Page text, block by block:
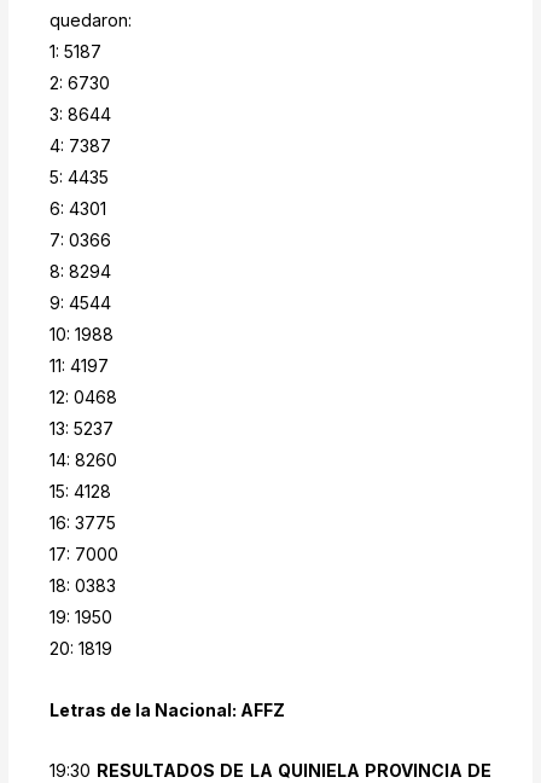
quedaron:
1: 5187
2: 6730
3: 8644
4: 7387
5: 4435
6: 4301
7: 0366
8: 8294
9: 4544
10: 1988
11: 4197
12: 0468
13: 5237
14: 8260
15: 4128
16: 3775
17: 7000
18: 0383
19: 1950
20: 1819
Letras de la Nacional: AFFZ
19:30 RESULTADOS DE LA QUINIELA PROVINCIA DE